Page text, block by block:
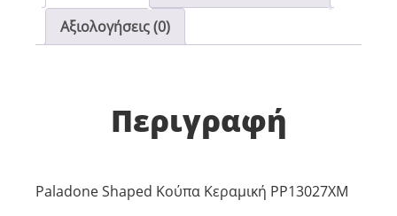
Αξιολογήσεις (0)
Περιγραφή
Paladone Shaped Κούπα Κεραμική PP13027XM